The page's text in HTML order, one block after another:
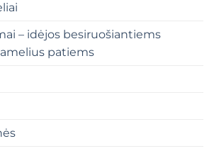
– idėjos besiruošiantiems
patiems